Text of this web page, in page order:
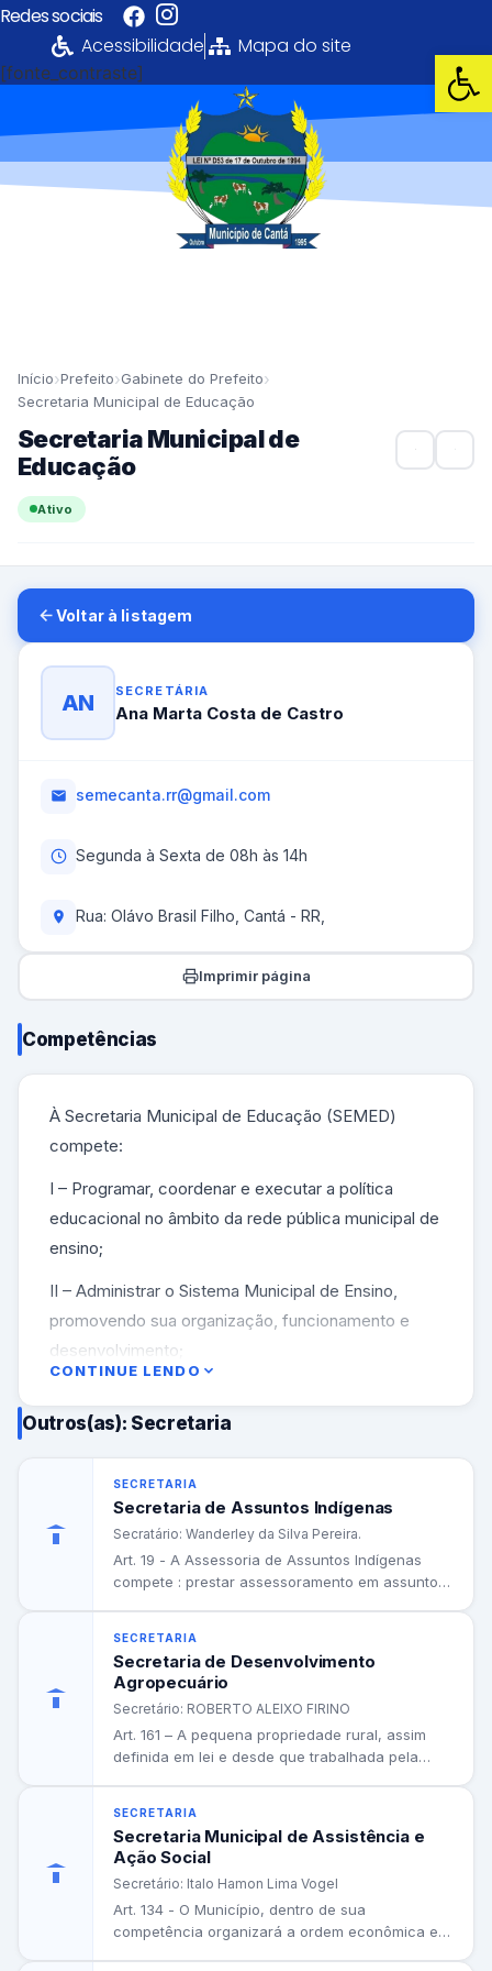
Abrir
Redes sociais
Acessibilidade
Mapa do site
[fonte_contraste]
Início›Prefeito›Gabinete do Prefeito›
Secretaria Municipal de Educação
Secretaria Municipal de
Educação
Ativo
Voltar à listagem
AN SECRETÁRIA
Ana Marta Costa de Castro
semecanta.rr@gmail.com
Segunda à Sexta de 08h às 14h
Rua: Olávo Brasil Filho, Cantá - RR,
Imprimir página
Competências
À Secretaria Municipal de Educação (SEMED)
compete:
I – Programar, coordenar e executar a política
educacional no âmbito da rede pública municipal de
ensino;
II – Administrar o Sistema Municipal de Ensino,
promovendo sua organização, funcionamento e
desenvolvimento;
fiscalizar o funcionamento dos estabelecimentos
IV – Assegurar a oferta e a universalização da
educação, observadas as competências
constitucionais do Município;
V – Promover o atendimento educacional
nos termos da legislação vigente;
VI – Articular ações com órgãos públicos federais,
estaduais e municipais, bem como com entidades
privadas sem fins lucrativos, visando ao
fortalecimento das políticas públicas educacionais;
VII – Incentivar a pesquisa didático-pedagógica,
promovendo a divulgação de estudos, projetos e
experiências educacionais por meio de eventos,
programas e ações de formação;
VIII – Planejar, coordenar e executar os programas
CONTINUE LENDO
Outros(as): Secretaria
SECRETARIA
Secretaria de Assuntos Indígenas
Secratário: Wanderley da Silva Pereira.
Art. 19 - A Assessoria de Assuntos Indígenas
compete : prestar assessoramento em assuntos
SECRETARIA
Secretaria de Desenvolvimento
Agropecuário
Secretário: ROBERTO ALEIXO FIRINO
Art. 161 – A pequena propriedade rural, assim
definida em lei e desde que trabalhada pela
SECRETARIA
Secretaria Municipal de Assistência e
Ação Social
Secretário: Italo Hamon Lima Vogel
Art. 134 - O Município, dentro de sua
competência organizará a ordem econômica e